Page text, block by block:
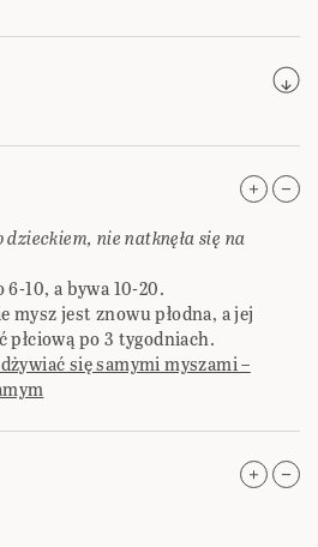
nie natknęła się na
10, a bywa 10-20.
mysz jest znowu płodna, a jej
płciową po 3 tygodniach.
się samymi myszami –